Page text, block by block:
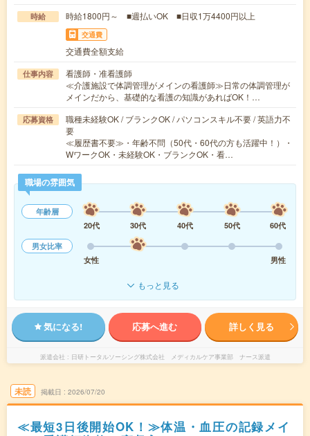
時給 時給1800円～ ■週払いOK ■日収1万4400円以上
交通費
交通費全額支給
仕事内容
看護師・准看護師
≪介護施設で体調管理がメインの看護師≫日常の体調管理が
メインだから、基礎的な看護の知識があればOK！…
応募資格
職種未経験OK / ブランクOK / パソコンスキル不要 / 英語力不
要
≪履歴書不要≫・年齢不問（50代・60代の方も活躍中！）・
WワークOK・未経験OK・ブランクOK・看…
職場の雰囲気
年齢層
20代
30代 40代 50代
60代
男女比率
女性
男性
もっと見る
気になる! 応募へ進む 詳しく見る
派遣会社 日研トータルソーシング株式会社 メディカルケア事業部 ナース派遣
未読 掲載日 2026/07/20
≪最短3日後開始OK！≫体温・血圧の記録メイ